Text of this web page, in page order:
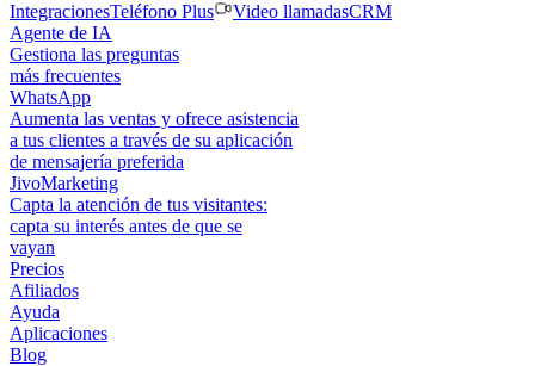
IntegracionesTeléfono Plus Video llamadasCRM
Agente de IA
Gestiona las preguntas
más frecuentes
WhatsApp
Aumenta las ventas y ofrece asistencia
a tus clientes a través de su aplicación
de mensajería preferida
JivoMarketing
Capta la atención de tus visitantes:
capta su interés antes de que se
vayan
Precios
Afiliados
Ayuda
Aplicaciones
Blog